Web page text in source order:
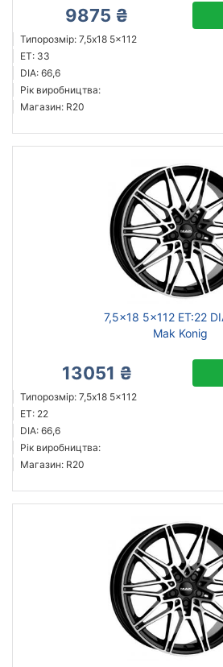
9875 ₴
Типорозмір: 7,5x18 5x112
ET: 33
DIA: 66,6
Рік виробництва:
Магазин: R20
7,5x18 5x112 ET:22
Mak Konig
13051 ₴
Типорозмір: 7,5x18 5x112
ET: 22
DIA: 66,6
Рік виробництва:
Магазин: R20
Скинути